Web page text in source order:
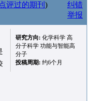
评过的期刊 )
纠错
举报
研究方向: 化学科学 高
分子科学 功能与智能高
分子
投稿周期: 约6个月